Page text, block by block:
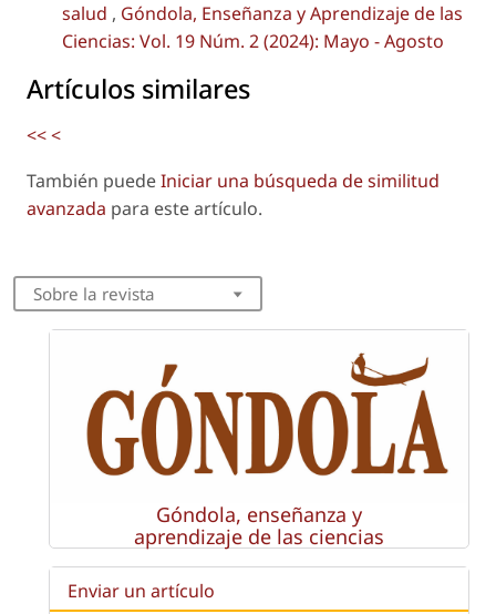
salud , Góndola, Enseñanza y Aprendizaje de las
Ciencias: Vol. 19 Núm. 2 (2024): Mayo - Agosto
Artículos similares
<<<
También puedeIniciar una búsqueda de similitud
avanzada para este artículo.
Sobre la revista
Góndola, enseñanza y
aprendizaje de las ciencias
Enviar un artículo